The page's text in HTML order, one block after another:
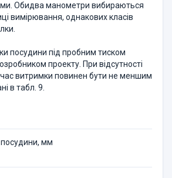
Обидва манометри вибираються
вимірювання, однакових класів
посудини під пробним тиском
проекту. При відсутності
час витримки повинен бути не меншим
в табл. 9.
мм